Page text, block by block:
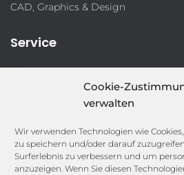
Cookie-
verwalten
Wir verwenden Technologien wie
zu speichern und/oder darauf
Surferlebnis zu verbessern und um
anzuzeigen. Wenn Sie diesen
CAD, Graphics & Design
Service
Target Group Fitting
Licence Manager
Lexicon